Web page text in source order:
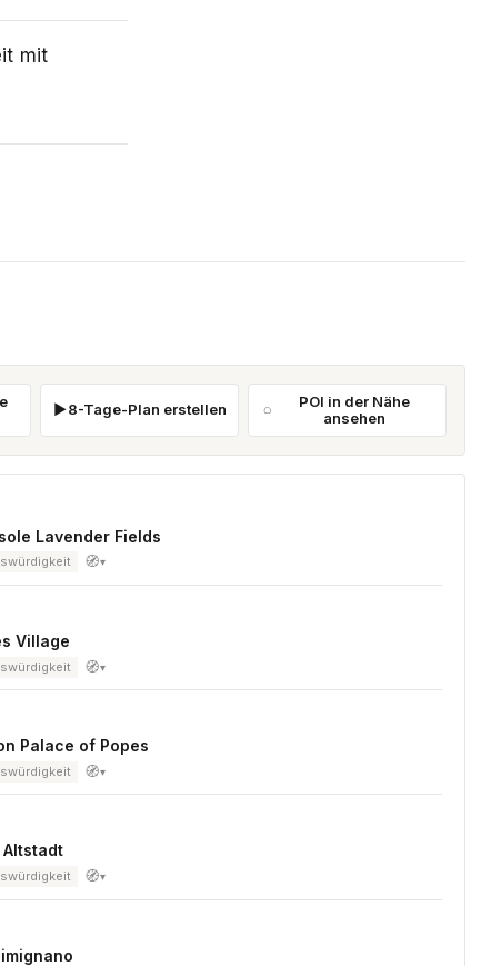
mit
8-Tage-Plan erstellen
POI in der Nähe
ansehen
Lavender Fields
🧭▾
Village
🧭▾
Palace of Popes
🧭▾
🧭▾